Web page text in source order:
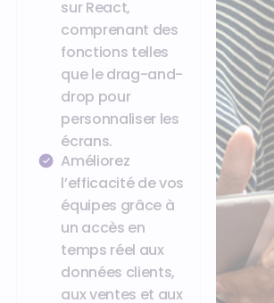
sur React,
comprenant des
fonctions telles
que le drag-and-
drop pour
personnaliser les
écrans.
Améliorez
l’efficacité de vos
équipes grâce à
un accès en
temps réel aux
données clients,
aux ventes et aux